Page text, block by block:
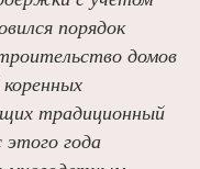
порядок
домов
традиционный
года